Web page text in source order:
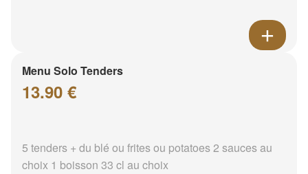
Menu Solo Tenders
13.90 €
5 tenders + du blé ou frites ou potatoes 2 sauces au
choix 1 boisson 33 cl au choix